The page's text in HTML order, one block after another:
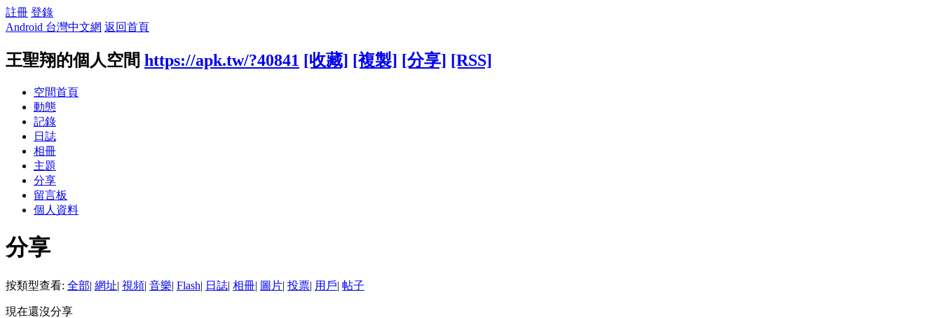
註冊 登錄
Android 台灣中文網 返回首頁
王聖翔的個人空間 https://apk.tw/?40841 [收藏] [複製] [分享] [RSS]
空間首頁
動態
記錄
日誌
相冊
主題
分享
留言板
個人資料
分享
按類型查看: 全部| 網址| 視頻| 音樂| Flash| 日誌| 相冊| 圖片| 投票| 用戶| 帖子
現在還沒分享